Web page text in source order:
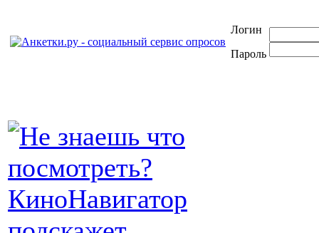
Логин
Пароль